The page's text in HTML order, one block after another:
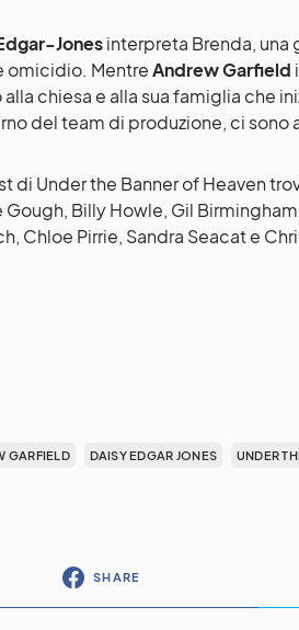
Jonesinterpreta Brenda,
omicidio. MentreAndrew Garfield
chiesa e alla sua famiglia che
del team di produzione, ci sono
di Under the Banner of Heaven
Gough, Billy Howle, Gil
Chloe Pirrie, Sandra Seacat e
GARFIELD DAISY EDGAR JONES UNDER
SHARE